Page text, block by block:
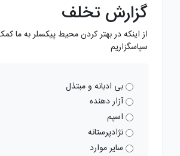
گزارش تخلف
از اینکه در بهتر کردن محیط پیکسلر به ما
سپاسگزاریم
بی ادبانه و مبتذل
آزار دهنده
اسپم
نژادپرستانه
سایر موارد